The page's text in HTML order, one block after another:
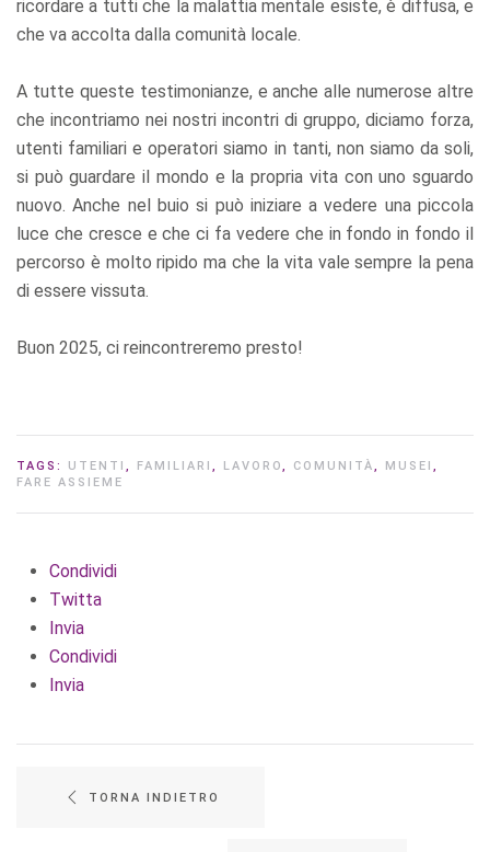
ricordare a tutti che la malattia mentale esiste, è diffusa, e
che va accolta dalla comunità locale.
A tutte queste testimonianze, e anche alle numerose altre
che incontriamo nei nostri incontri di gruppo, diciamo forza,
utenti familiari e operatori siamo in tanti, non siamo da soli,
si può guardare il mondo e la propria vita con uno sguardo
nuovo. Anche nel buio si può iniziare a vedere una piccola
luce che cresce e che ci fa vedere che in fondo in fondo il
percorso è molto ripido ma che la vita vale sempre la pena
di essere vissuta.
Buon 2025, ci reincontreremo presto!
TAGS: UTENTI , FAMILIARI , LAVORO, COMUNITÀ, MUSEI ,
FARE ASSIEME
Condividi
Twitta
Invia
Condividi
Invia
TORNA INDIETRO